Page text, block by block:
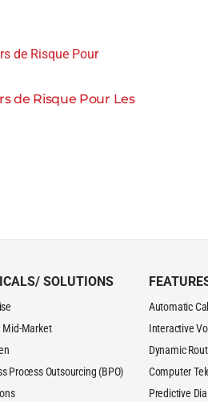
de Risque Pour Les
SOLUTIONS
Mid-Market
Process Outsourcing (BPO)
Automatic
Interactive
Dynamic
Computer
Predictive